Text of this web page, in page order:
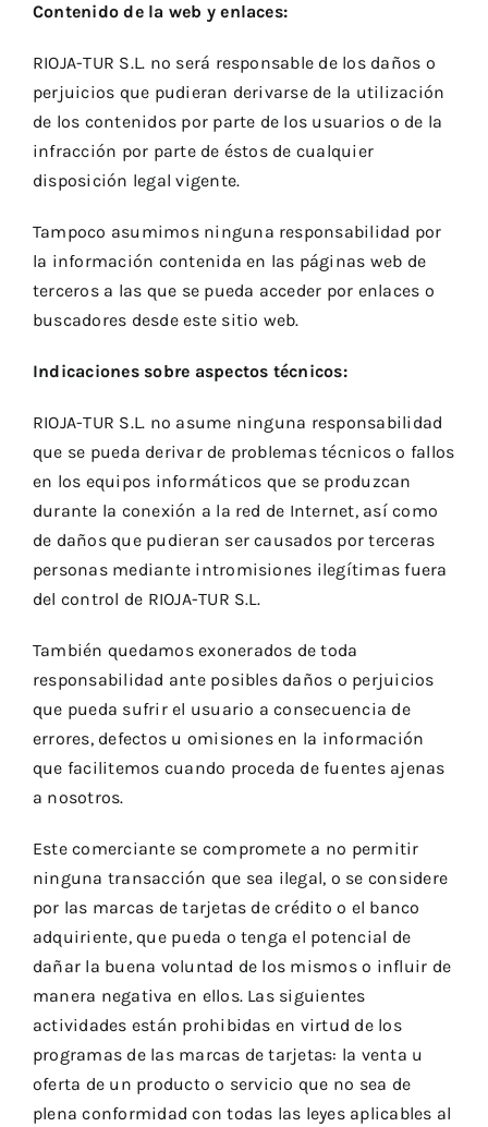
Contenido de la web y enlaces:
RIOJA-TUR S.L. no será responsable de los daños o
perjuicios que pudieran derivarse de la utilización
de los contenidos por parte de los usuarios o de la
infracción por parte de éstos de cualquier
disposición legal vigente.
Tampoco asumimos ninguna responsabilidad por
la información contenida en las páginas web de
terceros a las que se pueda acceder por enlaces o
buscadores desde este sitio web.
Indicaciones sobre aspectos técnicos:
RIOJA-TUR S.L. no asume ninguna responsabilidad
que se pueda derivar de problemas técnicos o fallos
en los equipos informáticos que se produzcan
durante la conexión a la red de Internet, así como
de daños que pudieran ser causados por terceras
personas mediante intromisiones ilegítimas fuera
del control de RIOJA-TUR S.L.
También quedamos exonerados de toda
responsabilidad ante posibles daños o perjuicios
que pueda sufrir el usuario a consecuencia de
errores, defectos u omisiones en la información
que facilitemos cuando proceda de fuentes ajenas
a nosotros.
Este comerciante se compromete a no permitir
ninguna transacción que sea ilegal, o se considere
por las marcas de tarjetas de crédito o el banco
adquiriente, que pueda o tenga el potencial de
dañar la buena voluntad de los mismos o influir de
manera negativa en ellos. Las siguientes
actividades están prohibidas en virtud de los
programas de las marcas de tarjetas: la venta u
oferta de un producto o servicio que no sea de
plena conformidad con todas las leyes aplicables al